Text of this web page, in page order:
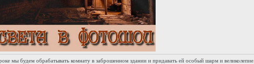
мы будем обрабатывать комнату в заброшенном здании и придавать ей особый шарм и великолепие.